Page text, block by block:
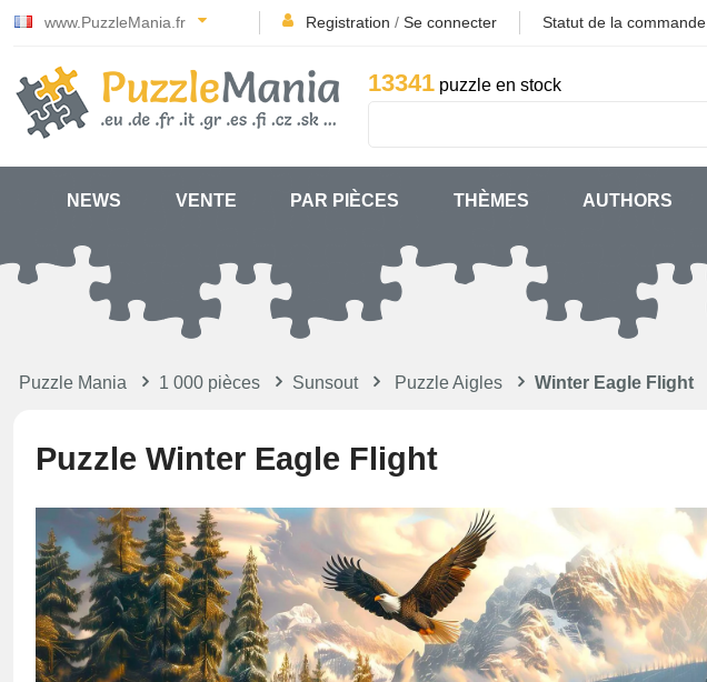
www.PuzzleMania.fr Registration / Se connecter Statut de la commande
13341 puzzle en stock
NEWS VENTE PAR PIÈCES THÈMES AUTHORS
Puzzle Mania 1 000 pièces Sunsout Puzzle Aigles Winter Eagle Flight
Puzzle Winter Eagle Flight